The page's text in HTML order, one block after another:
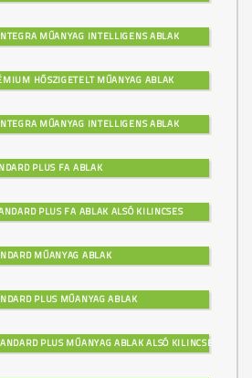
MŰANYAG INTELLIGENS ABLAK
HŐSZIGETELT MŰANYAG ABLAK
MŰANYAG INTELLIGENS ABLAK
PLUS FA ABLAK
PLUS FA ABLAK ALSÓ KILINCSES
MŰANYAG ABLAK
PLUS MŰANYAG ABLAK
PLUS MŰANYAG ABLAK ALSÓ KILINCSES